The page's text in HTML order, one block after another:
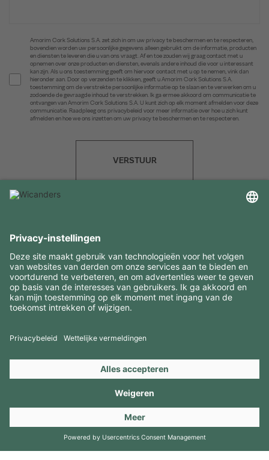
Amorim Cork Solutions S.A. zet zich in om uw privacy te beschermen en te respecteren,
bovendien worden uw persoonlijke gegevens alleen gebruikt om de informatie, producten
en diensten te leveren die u van ons vraagt. Af en toe zouden wij graag contact met u
opnemen over onze producten en diensten, evenals andere inhoud die voor u interessant
kan zijn. Als u ons toestemming geeft om hiervoor contact met u op te nemen, vink dan
hieronder aan. Door op verzenden te klikken, geeft u Amorim Cork Solutions S.A.
toestemming om de verstrekte persoonlijke informatie op te slaan en te verwerken om u
zodoende de gevraagde inhoud te verstrekken. Ik ga ermee akkoord om communicatie te
ontvangen van Amorim Cork Solutions S.A. U kunt zich op elk moment afmelden voor deze
communicatie. Raadpleeg ons privacybeleid voor meer informatie over hoe u zich kunt
afmelden en hoe we ons inzetten om uw privacy te beschermen en te respecteren.
VERSTUUR
INTERESSANTE INFORMATIE
MIDDELEN
CONTACTEN
Copyright 2026 © Amorim Cork Solutions. All rights reserved.
byWebcomum